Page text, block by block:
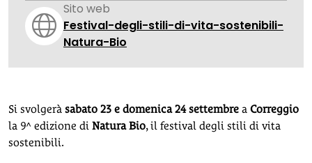
Sito web
Festival-degli-stili-di-vita-sostenibili-
Natura-Bio
Si svolgerà sabato 23 e domenica 24 settembre a Correggio
la 9^ edizione di Natura Bio, il festival degli stili di vita
sostenibili.